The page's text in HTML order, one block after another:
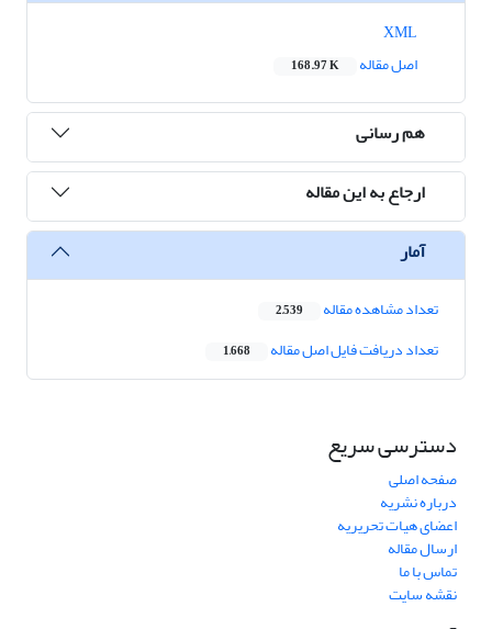
اصل مقاله
168.97 K
هم رسانی
ارجاع به این مقاله
آمار
تعداد مشاهده مقاله 2,539
تعداد دریافت فایل اصل مقاله 1,668
دسترسی سریع
صفحه اصلی
درباره نشریه
اعضای هیات تحریریه
ارسال مقاله
تماس با ما
نقشه سایت